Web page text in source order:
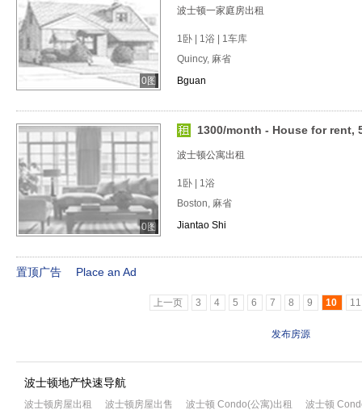
0图
波士顿一家庭房出租
1卧 | 1浴 | 1车库
Quincy, 麻省
Bguan
0图
1300/month - House for rent,
波士顿公寓出租
1卧 | 1浴
Boston, 麻省
Jiantao Shi
置顶广告 Place an Ad
上一页 3 4 5 6 7 8 9 10 11
发布房源
波士顿地产快速导航
波士顿房屋出租 波士顿房屋出售 波士顿 Condo(公寓)出租
波士顿